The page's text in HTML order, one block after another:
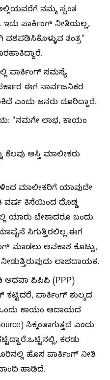
ನಮ್ಮ ಸ್ವಂತ
ಇದು ಪಾರ್ಕಿಂಗ್ ನೀತಿಯಲ್ಲ,
ವಶಪಡಿಸಿಕೊಳ್ಳುವ ತಂತ್ರ"
ಪಾರ್ಕಿಂಗ್ ಸಮಸ್ಯೆ
ಈಗ ಸಾರ್ವಜನಿಕರ
ಎಂದು ಜನರು ದೂರಿದ್ದಾರೆ.
"ನಮಗೇ ಲಾಭ, ಕಾಯಂ
ಆಸ್ತಿ ಮಾಲೀಕರು
ಮಾಲೀಕರಿಗೆ ಯಾವುದೇ
ವರ್ಷ ಕಿಸೆಯಿಂದ ದೊಡ್ಡ
ಯಾರು ಬೇಕಾದರೂ ಬಂದು
ಸಿಗುತ್ತಿರಲಿಲ್ಲ.ಈಗ
ಮಾಡಲು ಅವಕಾಶ ಕೊಟ್ಟು,
ಲಾಭದಾಯಕ.
ಅಥವಾ ಪಿಪಿಪಿ (PPP)
ಪಾರ್ಕಿಂಗ್ ಶುಲ್ಕದ
ಕಾಯಂ ಆದಾಯದ
ಸಿಕ್ಕಂತಾಗುತ್ತದೆ ಎಂದು
ಕರಡು
ಹೊಸ ಪಾರ್ಕಿಂಗ್ ನೀತಿ
ಹಾಡಿದೆ.